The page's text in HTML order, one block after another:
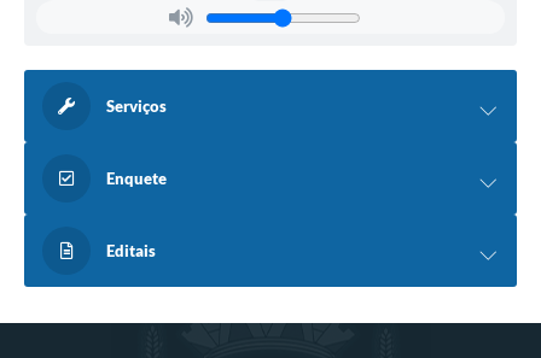
Serviços
Enquete
Editais